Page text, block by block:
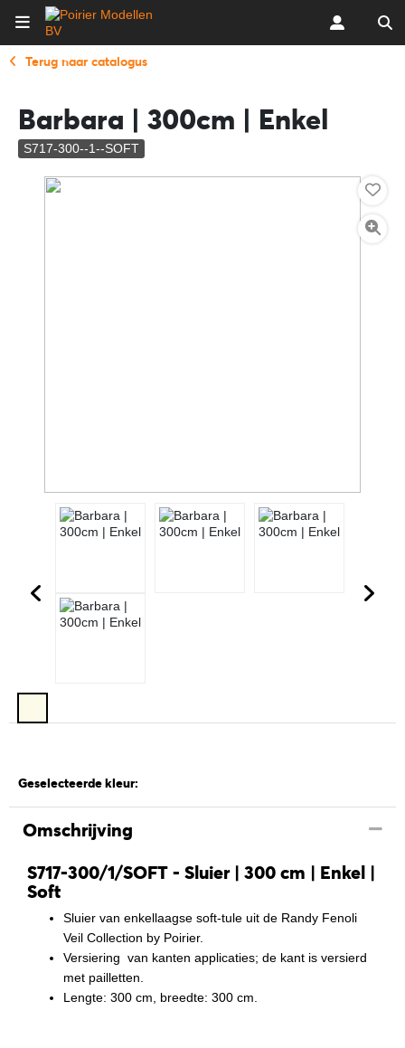
Terug naar catalogus
Barbara | 300cm | Enkel
S717-300--1--SOFT
Geselecteerde kleur:
Omschrijving
S717-300/1/SOFT - Sluier | 300 cm | Enkel |
Soft
Sluier van enkellaagse soft-tule uit de Randy Fenoli
Veil Collection by Poirier.
Versiering van kanten applicaties; de kant is versierd
met pailletten.
Lengte: 300 cm, breedte: 300 cm.